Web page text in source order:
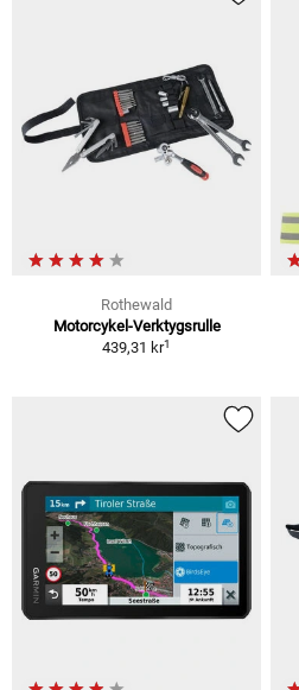
Rothewald
Motorcykel-Verktygsrulle
439,31 kr1